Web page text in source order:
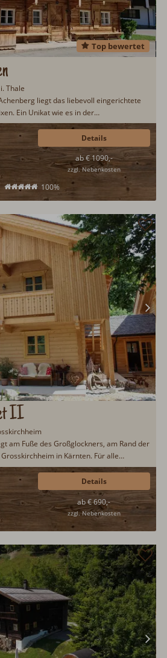
Top bewertet
Thale
liegt das liebevoll eingerichtete
Ein Unikat wie es in der
zu finden ist. Mit viel Liebe zum Detail
Urlaubsdomizil geschaffen. Besonders
Bauernstube Kachelofen und
100%
ab € 1090,-
zzgl. Nebenkosten
Details
II
am Fuße des Großglockners, am Rand der
in Kärnten. Für alle
Paradies. Auf dem Gelände des
sich zahlreiche Tiere, was besonders für
Urlaubserlebnis bleiben wird...
ab € 690,-
zzgl. Nebenkosten
Details